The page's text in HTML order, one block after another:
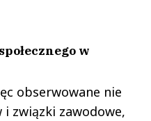
w
obserwowane nie
związki zawodowe,